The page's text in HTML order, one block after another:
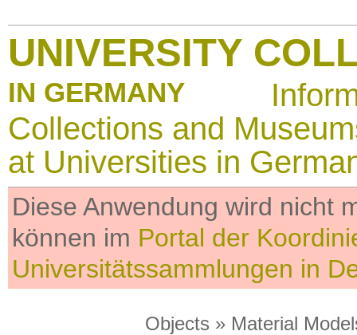
UNIVERSITY
IN GERMANY
Collections and
at Universities in
Diese Anwendung wird nicht
können im Portal der
Universitätssammlungen in
Objects » Material